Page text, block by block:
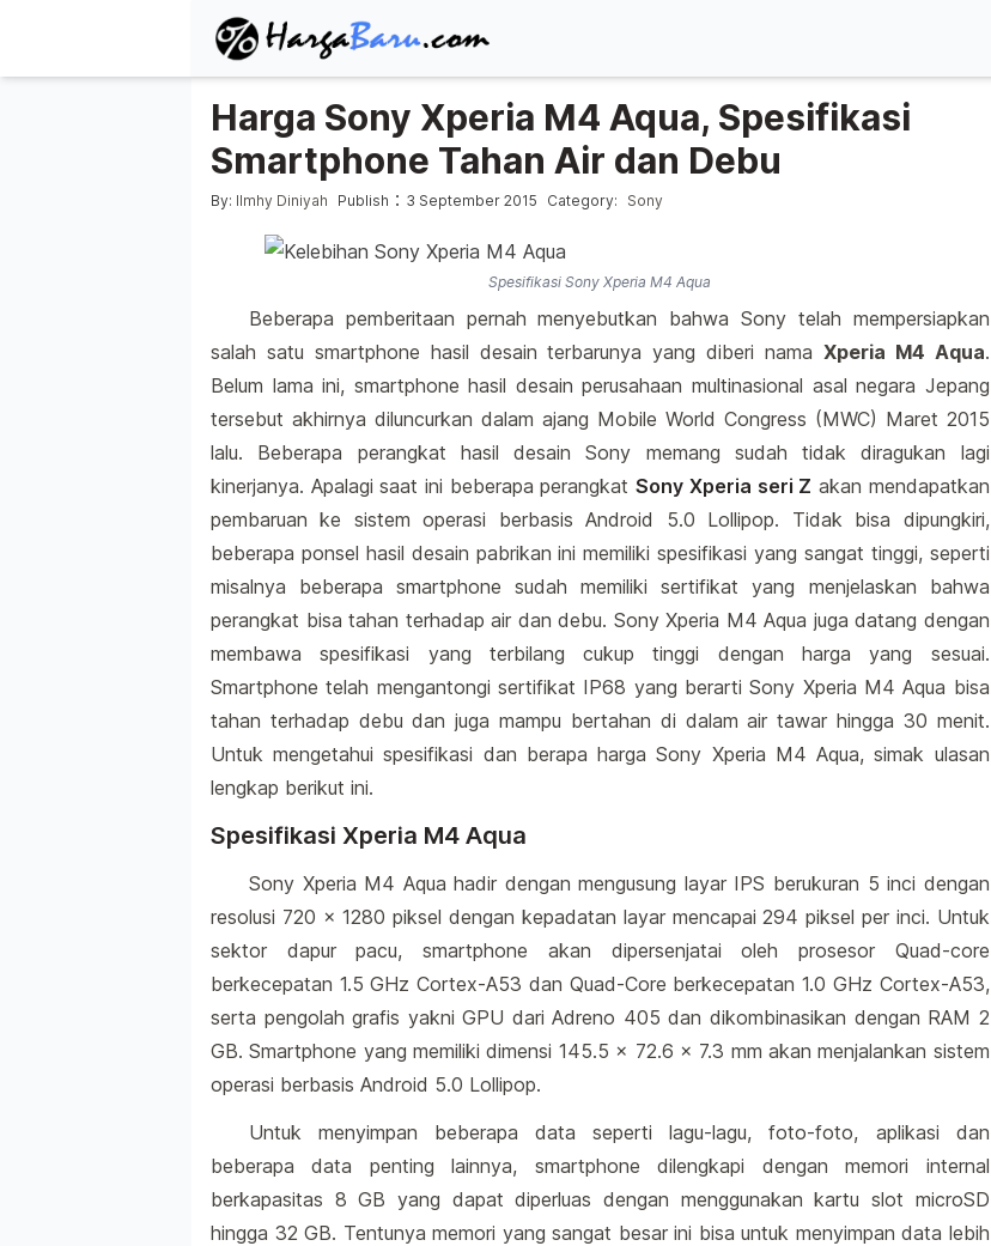
Harga Sony Xperia M4 Aqua, Spesifikasi
Smartphone Tahan Air dan Debu
Posted by
By: Ilmhy Diniyah Publish : 3 September 2015 Posted in
Category: Sony
Spesifikasi Sony Xperia M4 Aqua
Beberapa pemberitaan pernah menyebutkan bahwa Sony telah mempersiapkan
salah satu smartphone hasil desain terbarunya yang diberi nama Xperia M4 Aqua.
Belum lama ini, smartphone hasil desain perusahaan multinasional asal negara Jepang
tersebut akhirnya diluncurkan dalam ajang Mobile World Congress (MWC) Maret 2015
lalu. Beberapa perangkat hasil desain Sony memang sudah tidak diragukan lagi
kinerjanya. Apalagi saat ini beberapa perangkatSony Xperia seri Z akan mendapatkan
pembaruan ke sistem operasi berbasis Android 5.0 Lollipop. Tidak bisa dipungkiri,
beberapa ponsel hasil desain pabrikan ini memiliki spesifikasi yang sangat tinggi, seperti
misalnya beberapa smartphone sudah memiliki sertifikat yang menjelaskan bahwa
perangkat bisa tahan terhadap air dan debu. Sony Xperia M4 Aqua juga datang dengan
membawa spesifikasi yang terbilang cukup tinggi dengan harga yang sesuai.
Smartphone telah mengantongi sertifikat IP68 yang berarti Sony Xperia M4 Aqua bisa
tahan terhadap debu dan juga mampu bertahan di dalam air tawar hingga 30 menit.
Untuk mengetahui spesifikasi dan berapa harga Sony Xperia M4 Aqua, simak ulasan
lengkap berikut ini.
Spesifikasi Xperia M4 Aqua
Sony Xperia M4 Aqua hadir dengan mengusung layar IPS berukuran 5 inci dengan
resolusi 720 x 1280 piksel dengan kepadatan layar mencapai 294 piksel per inci. Untuk
sektor dapur pacu, smartphone akan dipersenjatai oleh prosesor Quad-core
berkecepatan 1.5 GHz Cortex-A53 dan Quad-Core berkecepatan 1.0 GHz Cortex-A53,
serta pengolah grafis yakni GPU dari Adreno 405 dan dikombinasikan dengan RAM 2
GB. Smartphone yang memiliki dimensi 145.5 x 72.6 x 7.3 mm akan menjalankan sistem
operasi berbasis Android 5.0 Lollipop.
Untuk menyimpan beberapa data seperti lagu-lagu, foto-foto, aplikasi dan
beberapa data penting lainnya, smartphone dilengkapi dengan memori internal
berkapasitas 8 GB yang dapat diperluas dengan menggunakan kartu slot microSD
hingga 32 GB. Tentunya memori yang sangat besar ini bisa untuk menyimpan data lebih